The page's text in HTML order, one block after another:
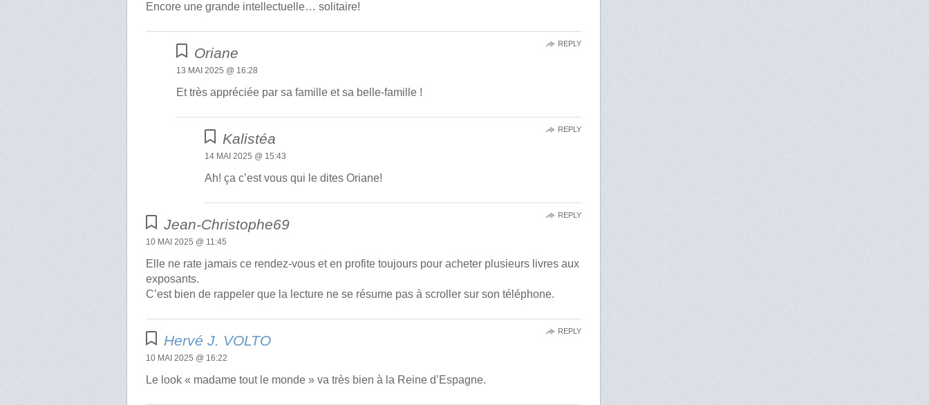
Encore une grande intellectuelle… solitaire!
Oriane
13 MAI 2025 @ 16:28
Et très appréciée par sa famille et sa belle-famille !
REPLY
Kalistéa
14 MAI 2025 @ 15:43
Ah! ça c’est vous qui le dites Oriane!
REPLY
Jean-Christophe69
10 MAI 2025 @ 11:45
Elle ne rate jamais ce rendez-vous et en profite toujours pour acheter plusieurs livres aux
exposants.
C’est bien de rappeler que la lecture ne se résume pas à scroller sur son téléphone.
REPLY
Hervé J. VOLTO
10 MAI 2025 @ 16:22
Le look « madame tout le monde » va très bien à la Reine d’Espagne.
REPLY